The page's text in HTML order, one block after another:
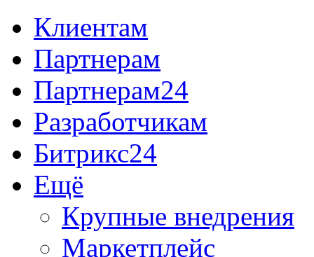
Клиентам
Партнерам
Партнерам24
Разработчикам
Битрикс24
Ещё
Крупные внедрения
Маркетплейс